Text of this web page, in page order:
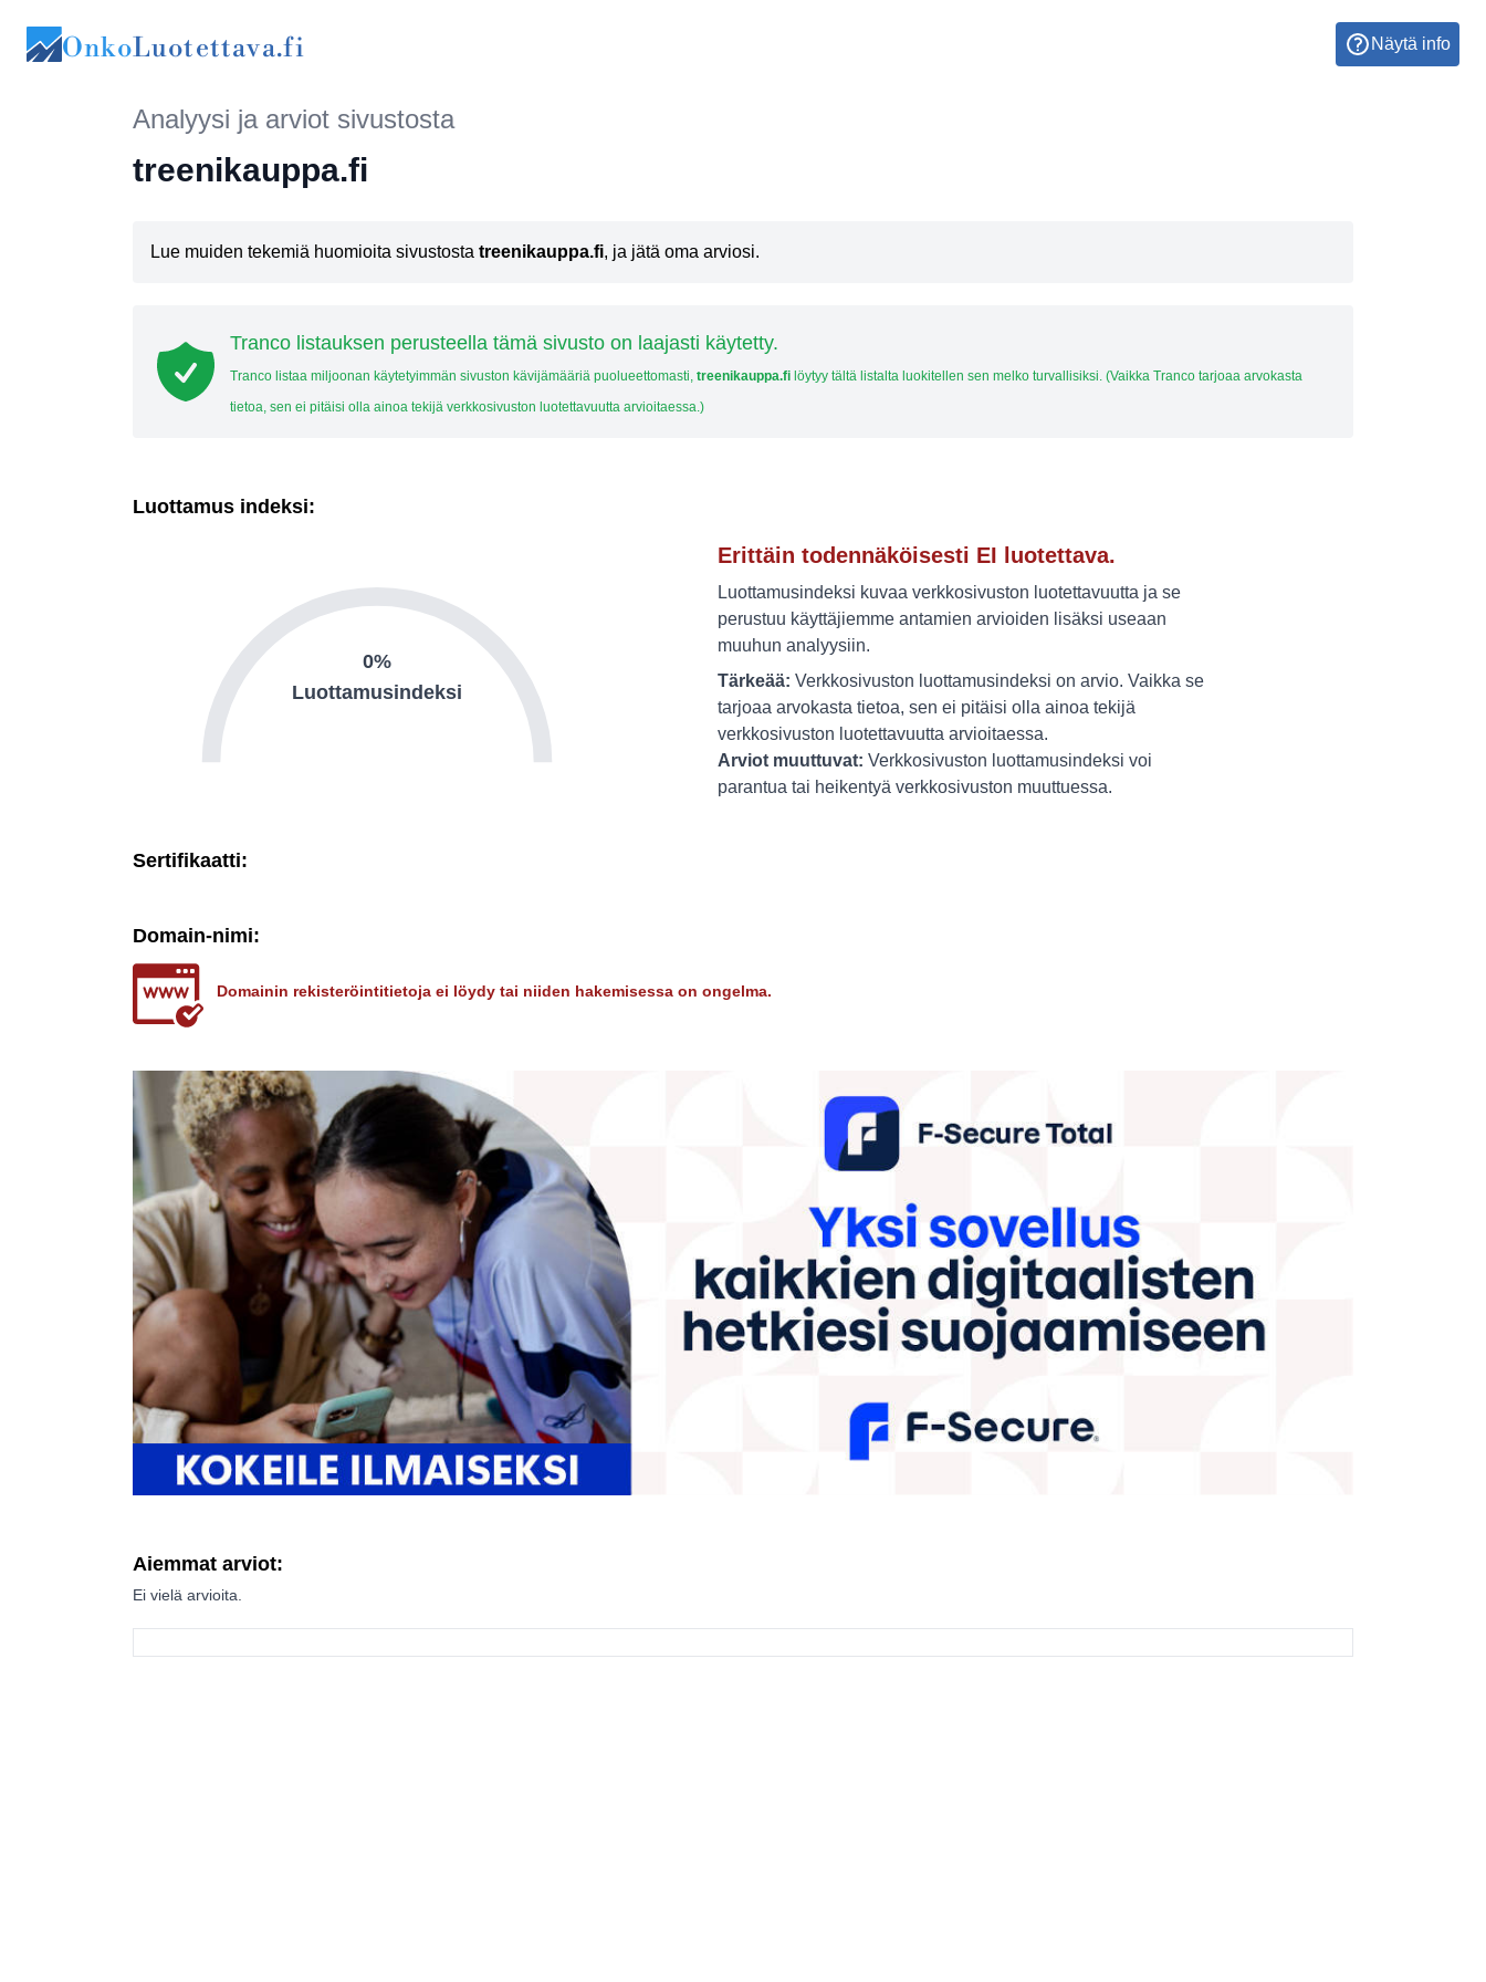
OnkoLuotettava.fi Näytä info
Analyysi ja arviot sivustosta
treenikauppa.fi
Lue muiden tekemiä huomioita sivustosta treenikauppa.fi, ja jätä oma arviosi.
Tranco listauksen perusteella tämä sivusto on laajasti käytetty.
Tranco listaa miljoonan käytetyimmän sivuston kävijämääriä puolueettomasti, treenikauppa.fi löytyy tältä listalta luokitellen sen melko turvallisiksi. (Vaikka Tranco tarjoaa arvokasta
tietoa, sen ei pitäisi olla ainoa tekijä verkkosivuston luotettavuutta arvioitaessa.)
Luottamus indeksi:
0%
Luottamusindeksi
Erittäin todennäköisesti EI luotettava.
Luottamusindeksi kuvaa verkkosivuston luotettavuutta ja se
perustuu käyttäjiemme antamien arvioiden lisäksi useaan
muuhun analyysiin.
Tärkeää: Verkkosivuston luottamusindeksi on arvio. Vaikka se
tarjoaa arvokasta tietoa, sen ei pitäisi olla ainoa tekijä
verkkosivuston luotettavuutta arvioitaessa.
Arviot muuttuvat: Verkkosivuston luottamusindeksi voi
parantua tai heikentyä verkkosivuston muuttuessa.
Sertifikaatti:
Domain-nimi:
Domainin rekisteröintitietoja ei löydy tai niiden hakemisessa on ongelma.
Aiemmat arviot:
Ei vielä arvioita.